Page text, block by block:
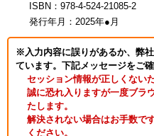
ISBN：978-4-524-21085-2
発行年月：2025年●月
※入力内容に誤りがあるか、弊
ています。下記メッセージをご確
セッション情報が正しくない
誠に恐れ入りますが一度ブラ
たします。
解決されない場合はお手数で
ください。